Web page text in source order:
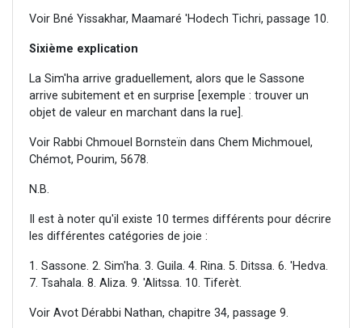
Voir Bné Yissakhar, Maamaré 'Hodech Tichri, passage 10.
Sixième explication
La Sim'ha arrive graduellement, alors que le Sassone
arrive subitement et en surprise [exemple : trouver un
objet de valeur en marchant dans la rue].
Voir Rabbi Chmouel Bornsteïn dans Chem Michmouel,
Chémot, Pourim, 5678.
N.B.
Il est à noter qu'il existe 10 termes différents pour décrire
les différentes catégories de joie :
1. Sassone. 2. Sim'ha. 3. Guila. 4. Rina. 5. Ditssa. 6. 'Hedva.
7. Tsahala. 8. Aliza. 9. 'Alitssa. 10. Tiferèt.
Voir Avot Dérabbi Nathan, chapitre 34, passage 9.